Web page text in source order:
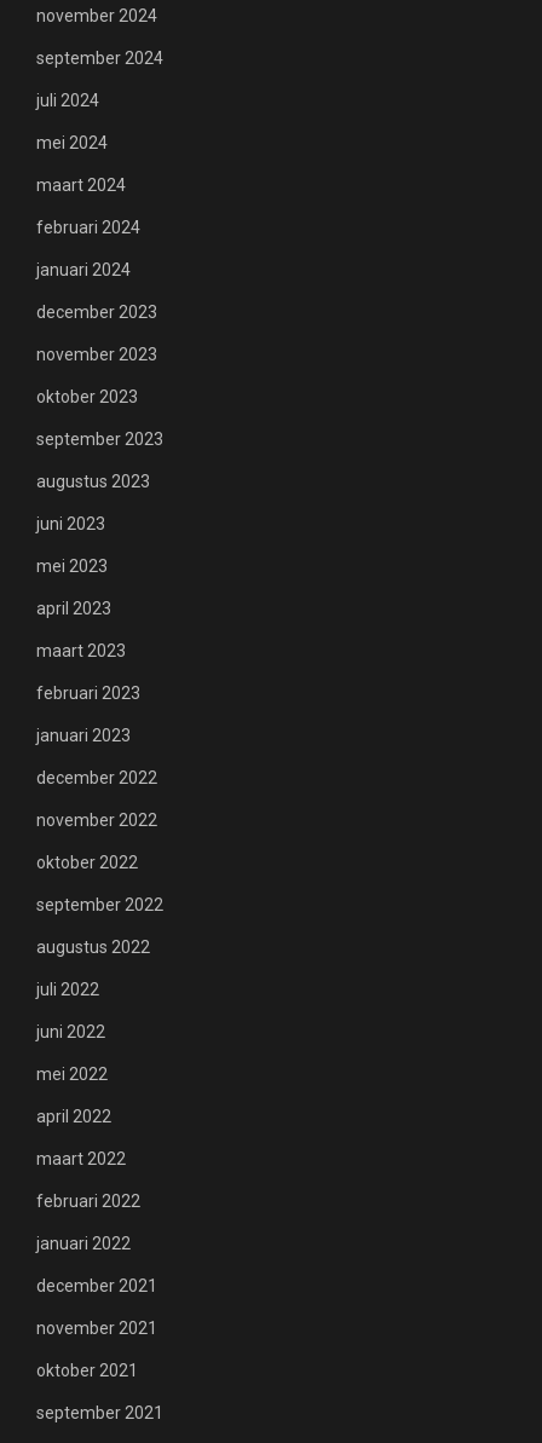
november 2024
september 2024
juli 2024
mei 2024
maart 2024
februari 2024
januari 2024
december 2023
november 2023
oktober 2023
september 2023
augustus 2023
juni 2023
mei 2023
april 2023
maart 2023
februari 2023
januari 2023
december 2022
november 2022
oktober 2022
september 2022
augustus 2022
juli 2022
juni 2022
mei 2022
april 2022
maart 2022
februari 2022
januari 2022
december 2021
november 2021
oktober 2021
september 2021